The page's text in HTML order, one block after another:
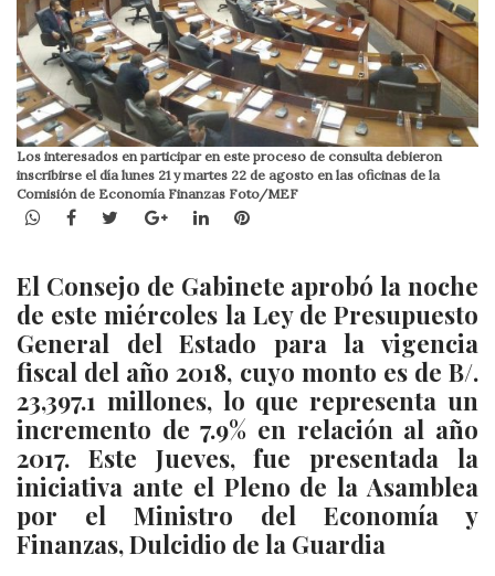
Los interesados en participar en este proceso de consulta debieron
inscribirse el día lunes 21 y martes 22 de agosto en las oficinas de la
Comisión de Economía Finanzas Foto/MEF
WhatsApp
Facebook
TwitterGoogle+LinkedInPinterest
El Consejo de Gabinete aprobó la noche
de este miércoles la Ley de Presupuesto
General del Estado para la vigencia
fiscal del año 2018, cuyo monto es de B/.
23,397.1 millones, lo que representa un
incremento de 7.9% en relación al año
2017. Este Jueves, fue presentada la
iniciativa ante el Pleno de la Asamblea
por el Ministro del Economía y
Finanzas, Dulcidio de la Guardia